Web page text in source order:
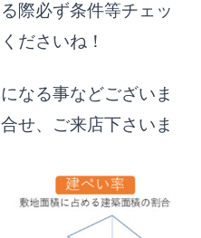
際必ず条件等チェッ
ださいね！
なる事などございま
せ、ご来店下さいま